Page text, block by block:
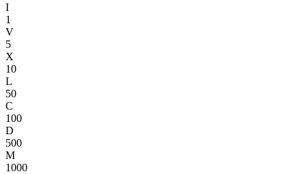
I
1
V
5
X
10
L
50
C
100
D
500
M
1000